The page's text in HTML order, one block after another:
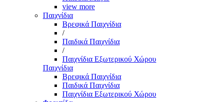
view more
Παιχνίδια
Βρεφικά Παιχνίδια
/
Παιδικά Παιχνίδια
/
Παιχνίδια Εξωτερικού Χώρου
Παιχνίδια
Βρεφικά Παιχνίδια
Παιδικά Παιχνίδια
Παιχνίδια Εξωτερικού Χώρου